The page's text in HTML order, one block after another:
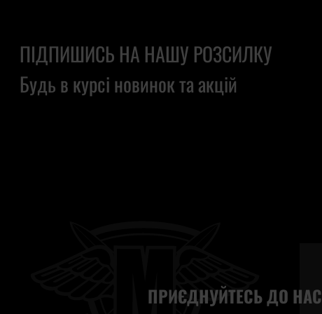
ПІДПИШИСЬ НА НАШУ РОЗСИЛКУ
Будь в курсі новинок та акцій
ПРИЄДНУЙТЕСЬ ДО НАС